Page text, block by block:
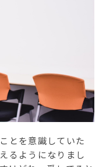
とを意識していた
るようになりまし